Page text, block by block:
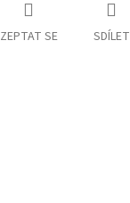
ZEPTAT SE SDÍLET